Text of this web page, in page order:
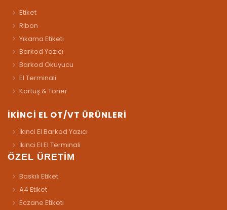
Etiket
Ribon
Yıkama Etiketi
Barkod Yazıcı
Barkod Okuyucu
El Terminali
Kartuş & Toner
İKİNCİ EL OT/VT ÜRÜNLERİ
İkinci El Barkod Yazıcı
İkinci El El Terminali
ÖZEL ÜRETİM
Baskılı Etiket
A4 Etiket
Eczane Etiketi